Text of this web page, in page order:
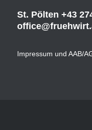
St. Pölten +43
Impressum und AAB/